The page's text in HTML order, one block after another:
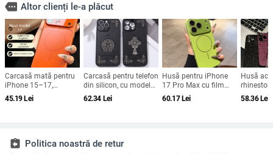
more Altor clienți le-a plăcut
Carcasă mată pentru
iPhone 15–17,
rezistență la șocuri,
protecție pentru
45.19Lei
Carcasă pentru telefon
din silicon, cu model
gravat în relief,
portabilă, anti-cadere,
62.34 Lei
Husă pentru iPhone
17 Pro Max cu film
magnetic pentru
obiectiv și protecție
60.17Lei
Husă
iPhone
58.36Lei
assignment_return Politica noastră de retur